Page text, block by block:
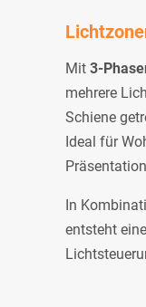
Mit 3-
mehrere
Schiene
Ideal für
In
entsteht